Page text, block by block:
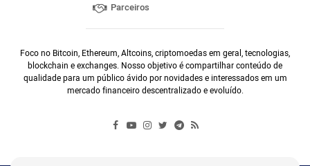
Parceiros
Foco no Bitcoin, Ethereum, Altcoins, criptomoedas em geral, tecnologias,
blockchain e exchanges. Nosso objetivo é compartilhar conteúdo de
qualidade para um público ávido por novidades e interessados em um
mercado financeiro descentralizado e evoluído.